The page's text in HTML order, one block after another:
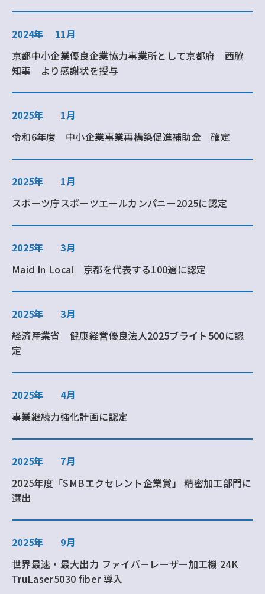
2024年
11月
京都中小企業優良企業協力事業所として京都府 西脇
知事 より感謝状を授与
2025年
1月
令和6年度 中小企業事業再構築促進補助金 確定
2025年
1月
スポーツ庁スポーツエールカンパニー2025に認定
2025年
3月
Maid In Local 京都を代表する100選に認定
2025年
3月
経済産業省 健康経営優良法人2025ブライト500に認
定
2025年
4月
事業継続力強化計画に認定
2025年
7月
2025年度「SMBエクセレント企業賞」 精密加工部門に
選出
2025年
9月
世界最速・最大出力 ファイバーレーザー加工機 24K
TruLaser5030 fiber 導入